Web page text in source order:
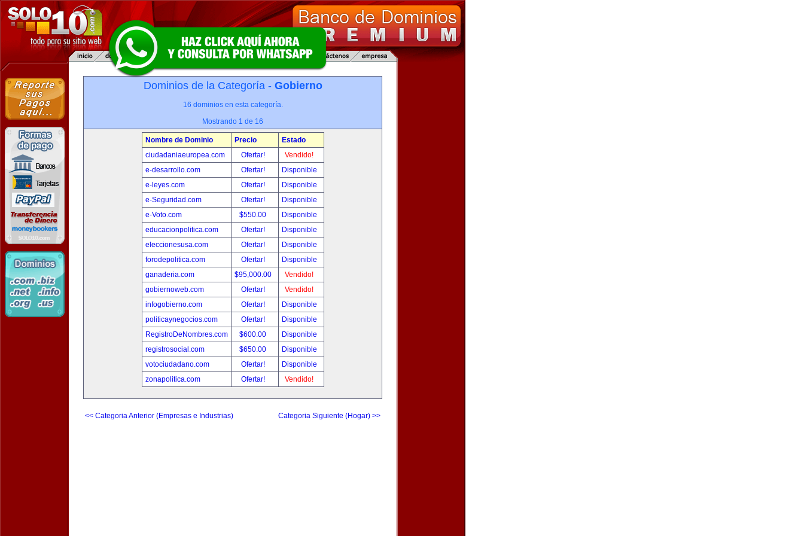
Dominios de la Categoría - Gobierno
16 dominios en esta categoría.
Mostrando 1 de 16
Nombre de Dominio Precio
Estado
ciudadaniaeuropea.com
Ofertar!
Vendido!
e-desarrollo.com
Ofertar!
Disponible
e-leyes.com
Ofertar!
Disponible
e-Seguridad.com
Ofertar!
Disponible
e-Voto.com
$550.00
Disponible
educacionpolitica.com
Ofertar!
Disponible
eleccionesusa.com
Ofertar!
Disponible
forodepolitica.com
Ofertar!
Disponible
ganaderia.com
$95,000.00
Vendido!
gobiernoweb.com
Ofertar!
Vendido!
infogobierno.com
Ofertar!
Disponible
politicaynegocios.com
Ofertar!
Disponible
RegistroDeNombres.com
$600.00
Disponible
registrosocial.com
$650.00
Disponible
votociudadano.com
Ofertar!
Disponible
zonapolitica.com
Ofertar! Vendido!
<< Categoria Anterior (Empresas e Industrias) Categoria Siguiente (Hogar) >>